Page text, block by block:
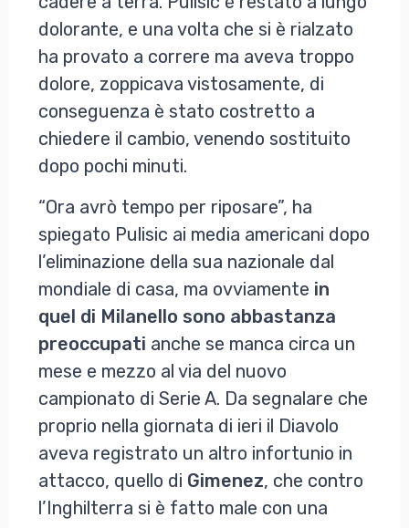
dolorante, e una volta che si è rialzato
ha provato a correre ma aveva troppo
dolore, zoppicava vistosamente, di
conseguenza è stato costretto a
chiedere il cambio, venendo sostituito
dopo pochi minuti.
“Ora avrò tempo per riposare”, ha
spiegato Pulisic ai media americani dopo
l’eliminazione della sua nazionale dal
mondiale di casa, ma ovviamente in
quel di Milanello sono abbastanza
preoccupati anche se manca circa un
mese e mezzo al via del nuovo
campionato di Serie A. Da segnalare che
proprio nella giornata di ieri il Diavolo
aveva registrato un altro infortunio in
attacco, quello di Gimenez, che contro
l’Inghilterra si è fatto male con una